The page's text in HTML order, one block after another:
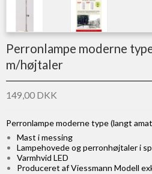
Perronlampe moderne
m/højtaler
149,00 DKK
Perronlampe moderne type (langt
Mast i messing
Lampehovede og perronhøjtaler i
Varmhvid LED
Produceret af Viessmann Modell